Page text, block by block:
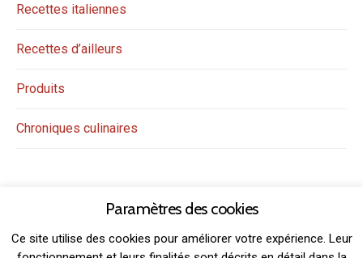
Recettes italiennes
Recettes d’ailleurs
Produits
Chroniques culinaires
Paramètres des cookies
Ce site utilise des cookies pour améliorer votre expérience. Leur